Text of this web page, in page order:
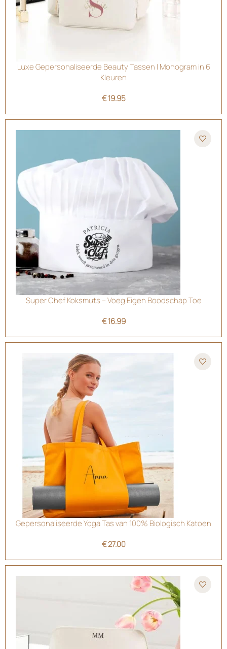
Luxe Gepersonaliseerde Beauty Tassen | Monogram in 6
Kleuren
€19.95
Super Chef Koksmuts – Voeg Eigen Boodschap Toe
€16.99
Gepersonaliseerde Yoga Tas van 100% Biologisch Katoen
€27.00